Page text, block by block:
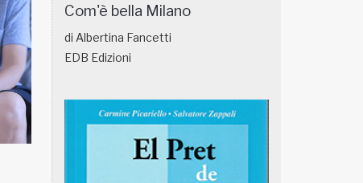
NATUROPATIA IN BREVE 18/01
Com'è bella Milano
di Albertina Fancetti
EDB Edizioni